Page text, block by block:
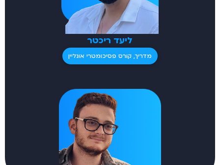
ליעד ריכטר
מדריך, קורס פסיכומטרי אונליין